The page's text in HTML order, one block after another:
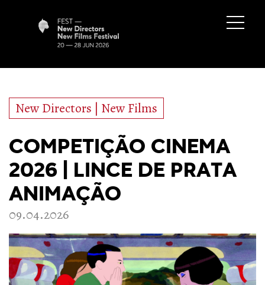
New Directors | New Films
COMPETIÇÃO CINEMA
2026 | LINCE DE PRATA
ANIMAÇÃO
09.04.2026